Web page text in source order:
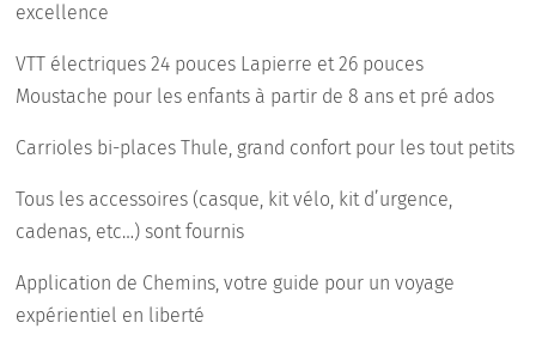
excellence
VTT électriques 24 pouces Lapierre et 26 pouces
Moustache pour les enfants à partir de 8 ans et pré ados
Carrioles bi-places Thule, grand confort pour les tout petits
Tous les accessoires (casque, kit vélo, kit d’urgence,
cadenas, etc…) sont fournis
Application de Chemins, votre guide pour un voyage
expérientiel en liberté